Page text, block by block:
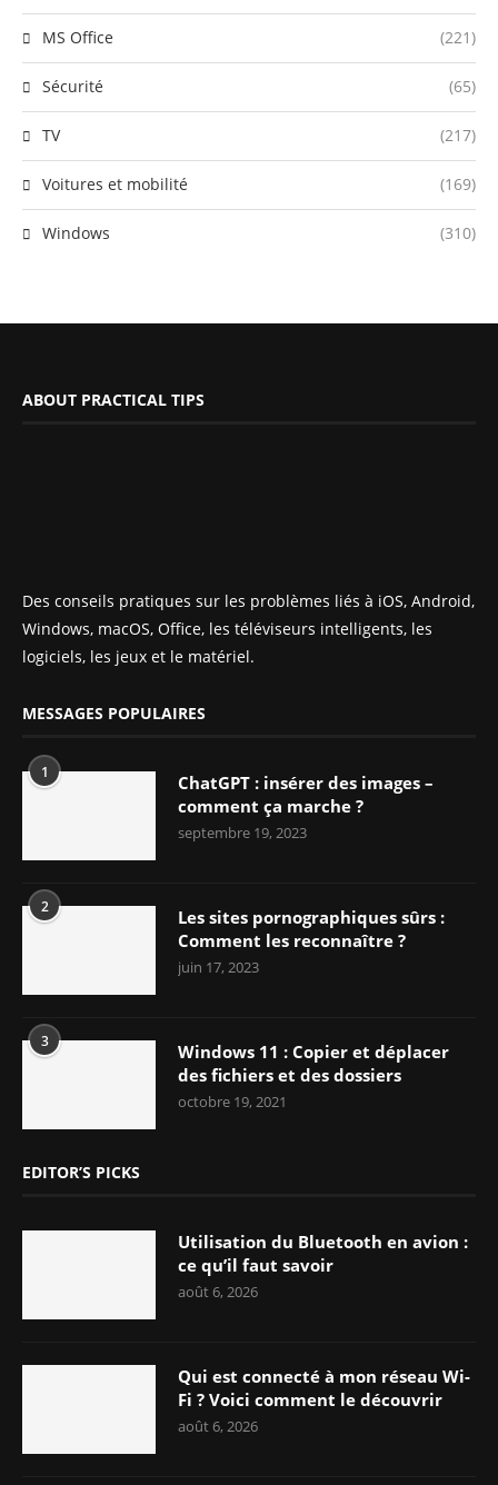
MS Office (221)
Sécurité (65)
TV (217)
Voitures et mobilité (169)
Windows (310)
ABOUT PRACTICAL TIPS
Des conseils pratiques sur les problèmes liés à iOS, Android,
Windows, macOS, Office, les téléviseurs intelligents, les
logiciels, les jeux et le matériel.
MESSAGES POPULAIRES
1
ChatGPT : insérer des images –
comment ça marche ?
septembre 19, 2023
2
Les sites pornographiques sûrs :
Comment les reconnaître ?
juin 17, 2023
3
Windows 11 : Copier et déplacer
des fichiers et des dossiers
octobre 19, 2021
EDITOR’S PICKS
Utilisation du Bluetooth en avion :
ce qu’il faut savoir
août 6, 2026
Qui est connecté à mon réseau Wi-
Fi ? Voici comment le découvrir
août 6, 2026